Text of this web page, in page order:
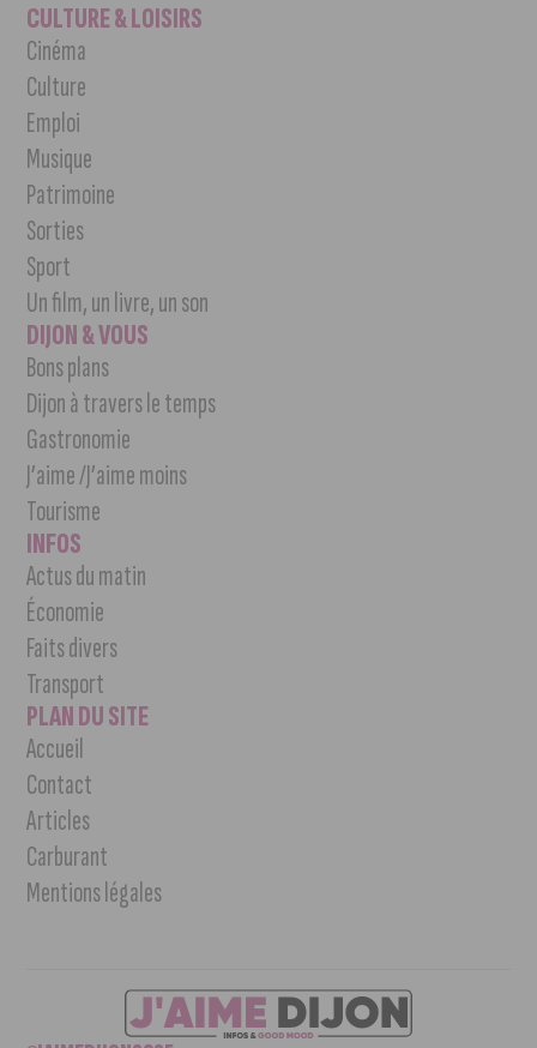
CULTURE & LOISIRS
Cinéma
Culture
Emploi
Musique
Patrimoine
Sorties
Sport
Un film, un livre, un son
DIJON & VOUS
Bons plans
Dijon à travers le temps
Gastronomie
J’aime /J’aime moins
Tourisme
INFOS
Actus du matin
Économie
Faits divers
Transport
PLAN DU SITE
Accueil
Contact
Articles
Carburant
Mentions légales